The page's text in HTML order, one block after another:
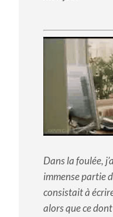
Dans la foulée,
immense partie
consistait à
alors que ce dont